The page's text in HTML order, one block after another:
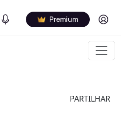
Podcasts Premium Log in
PARTILHAR